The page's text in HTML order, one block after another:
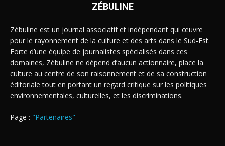
ZÉBULINE
Zébuline est un journal associatif et indépendant qui œuvre
pour le rayonnement de la culture et des arts dans le Sud-Est.
Forte d’une équipe de journalistes spécialisés dans ces
domaines, Zébuline ne dépend d’aucun actionnaire, place la
culture au centre de son raisonnement et de sa construction
éditoriale tout en portant un regard critique sur les politiques
environnementales, culturelles, et les discriminations.
Page : "Partenaires"